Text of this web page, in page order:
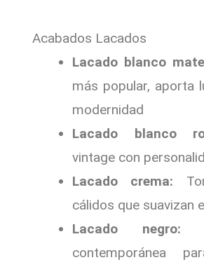
Acabados Lacados
Lacado blanco
más popular, aporta
modernidad
Lacado blanco
vintage con
Lacado crema:
cálidos que suavizan
Lacado negro:
contemporánea